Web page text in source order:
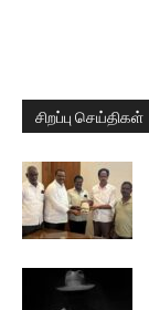
சிறப்பு செய்திகள்